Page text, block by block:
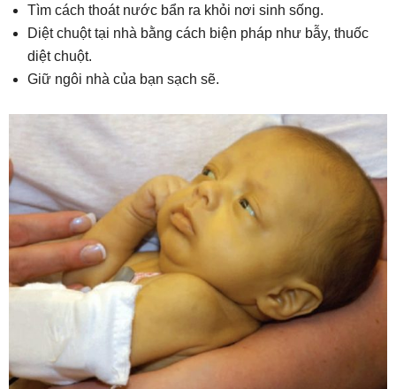
Tìm cách thoát nước bẩn ra khỏi nơi sinh sống.
Diệt chuột tại nhà bằng cách biện pháp như bẫy, thuốc
diệt chuột.
Giữ ngôi nhà của bạn sạch sẽ.